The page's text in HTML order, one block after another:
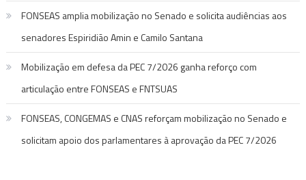
FONSEAS amplia mobilização no Senado e solicita audiências aos
senadores Espiridião Amin e Camilo Santana
Mobilização em defesa da PEC 7/2026 ganha reforço com
articulação entre FONSEAS e FNTSUAS
FONSEAS, CONGEMAS e CNAS reforçam mobilização no Senado e
solicitam apoio dos parlamentares à aprovação da PEC 7/2026